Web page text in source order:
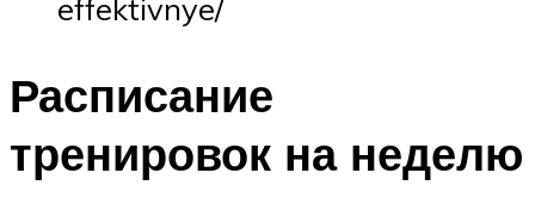
effektivnye/
Расписание
тренировок на неделю